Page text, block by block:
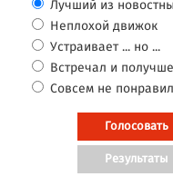
Лучший из
Неплохой движок
Устраивает ... но ...
Встречал и получше
Совсем не